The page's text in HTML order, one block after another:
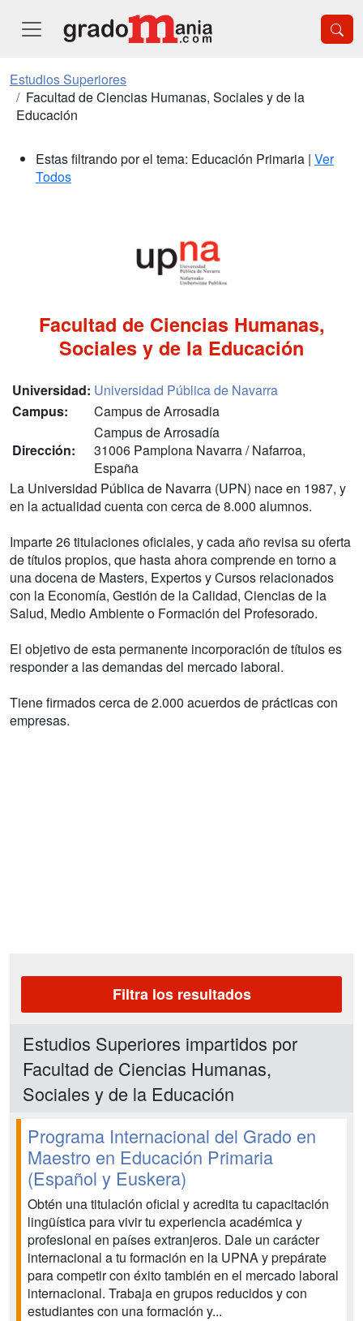
Estudios Superiores
Facultad de Ciencias Humanas, Sociales y de la
Educación
Estas filtrando por el tema: Educación Primaria | Ver
Todos
Facultad de Ciencias Humanas,
Sociales y de la Educación
Universidad: Universidad Pública de Navarra
Campus:
Campus de Arrosadia
Dirección:
Campus de Arrosadía
31006 Pamplona Navarra / Nafarroa,
España
La Universidad Pública de Navarra (UPN) nace en 1987, y
en la actualidad cuenta con cerca de 8.000 alumnos.
Imparte 26 titulaciones oficiales, y cada año revisa su oferta
de títulos propios, que hasta ahora comprende en torno a
una docena de Masters, Expertos y Cursos relacionados
con la Economía, Gestión de la Calidad, Ciencias de la
Salud, Medio Ambiente o Formación del Profesorado.
El objetivo de esta permanente incorporación de títulos es
responder a las demandas del mercado laboral.
Tiene firmados cerca de 2.000 acuerdos de prácticas con
empresas.
Filtra los resultados
Estudios Superiores impartidos por
Facultad de Ciencias Humanas,
Sociales y de la Educación
Programa Internacional del Grado en
Maestro en Educación Primaria
(Español y Euskera)
Obtén una titulación oficial y acredita tu capacitación
lingüística para vivir tu experiencia académica y
profesional en países extranjeros. Dale un carácter
internacional a tu formación en la UPNA y prepárate
para competir con éxito también en el mercado laboral
internacional. Trabaja en grupos reducidos y con
estudiantes con una formación y...